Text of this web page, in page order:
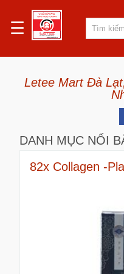
☰
Letee Mart Đà
DANH MỤC NỔI
82x Collagen -